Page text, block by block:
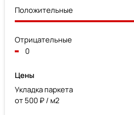
Положительные
Отрицательные
0
Цены
Укладка паркета
от 500 ₽ / м2